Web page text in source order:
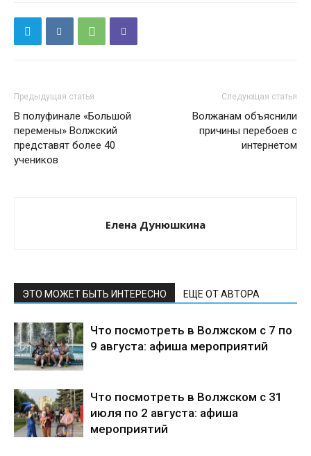
Предыдущая статья
В полуфинале «Большой
перемены» Волжский
представят более 40
учеников
Следующая статья
Волжанам объяснили
причины перебоев с
интернетом
Елена Дунюшкина
ЭТО МОЖЕТ БЫТЬ ИНТЕРЕСНО ЕЩЕ ОТ АВТОРА
Что посмотреть в Волжском с 7 по
9 августа: афиша мероприятий
Что посмотреть в Волжском с 31
июля по 2 августа: афиша
мероприятий